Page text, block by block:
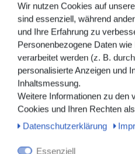
Die Eigenschaften der
Nitril ist ein künstliches
Eigenschaften vom
Nitrilhandschuhe zur idealen
Da Einmalhandschuhe aus
hohe Beständigkeit gegen
haben und vor Viren und
B. Kliniken und
Wir nutzen Cookies auf
sind essenziell, während
und Ihre Erfahrung zu
Personenbezogene Daten
verarbeitet werden (z. B.
personalisierte Anzeigen und
Inhaltsmessung.
Weitere Informationen zu den
Cookies und Ihren Rechten
Daten­schutz­erklärung
Essenziell